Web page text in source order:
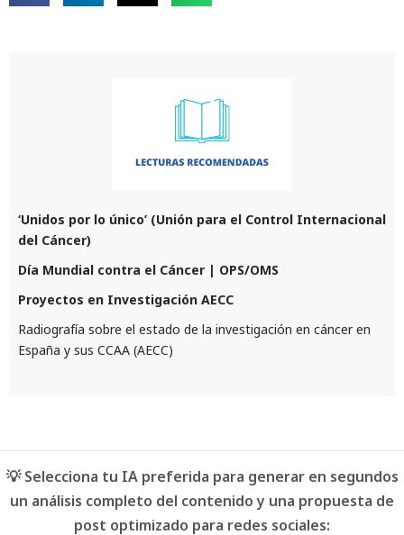
‘Unidos por lo único’ (Unión para el Control Internacional
del Cáncer)
Día Mundial contra el Cáncer | OPS/OMS
Proyectos en Investigación AECC
Radiografía sobre el estado de la investigación en cáncer en
España y sus CCAA (AECC)
💡 Selecciona tu IA preferida para generar en segundos
un análisis completo del contenido y una propuesta de
post optimizado para redes sociales: